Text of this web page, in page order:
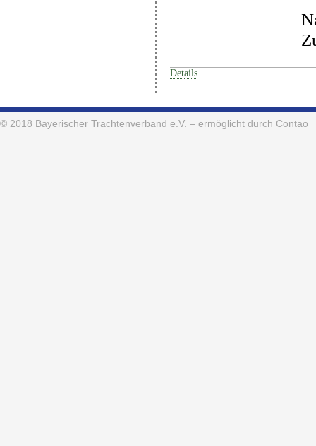
Details
© 2018 Bayerischer Trachtenverband e.V. – ermöglicht durch Contao